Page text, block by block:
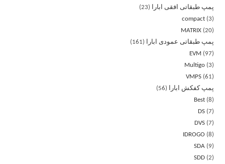
پمپ طبقاتی افقی ابارا
23
compact 3
MATRIX 20
پمپ طبقاتی عمودی ابارا
161
EVM
97
Multigo 3
VMPS 61
پمپ کفکش ابارا
56
Best 8
DS 7
DVS 7
IDROGO
8
SDA
9
SDD 2